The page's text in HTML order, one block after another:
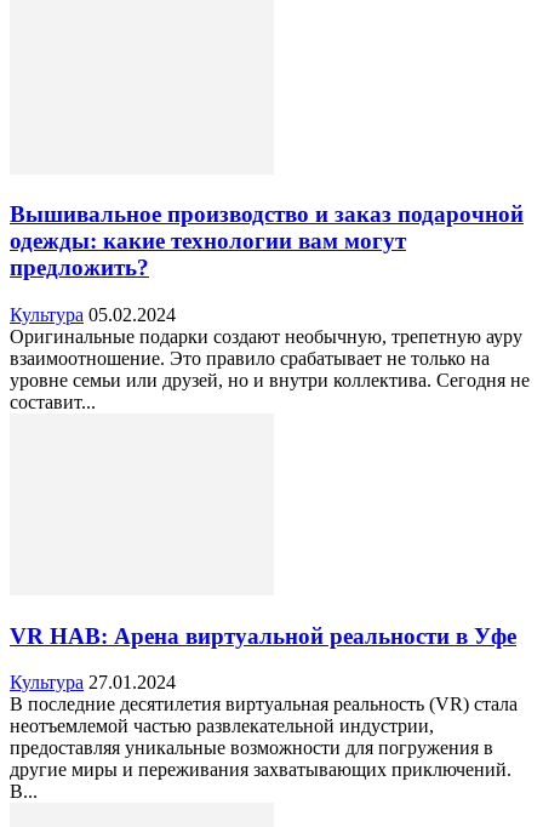
Вышивальное производство и заказ подарочной
одежды: какие технологии вам могут
предложить?
Культура 05.02.2024
Оригинальные подарки создают необычную, трепетную ауру
взаимоотношение. Это правило срабатывает не только на
уровне семьи или друзей, но и внутри коллектива. Сегодня не
составит...
VR HAB: Арена виртуальной реальности в Уфе
Культура 27.01.2024
В последние десятилетия виртуальная реальность (VR) стала
неотъемлемой частью развлекательной индустрии,
предоставляя уникальные возможности для погружения в
другие миры и переживания захватывающих приключений.
В...